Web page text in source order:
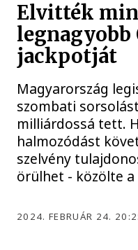
Elvitték
legnagyobb
jackpotját
Magyarország
szombati
milliárdossá tett.
halmozódást
szelvény
örülhet - közölte a
2024. FEBRUÁR 24.